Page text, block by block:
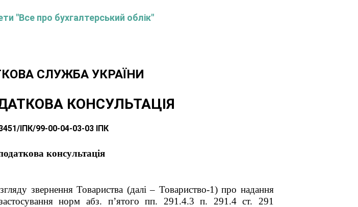
"Все про бухгалтерський облік"
СЛУЖБА УКРАЇНИ
КОНСУЛЬТАЦІЯ
ІПК/99-00-04-03-03 ІПК
консультація
звернення Товариства (далі – Товариство-1) про надання
застосування норм абз. п’ятого пп. 291.4.3 п. 291.4 ст. 291